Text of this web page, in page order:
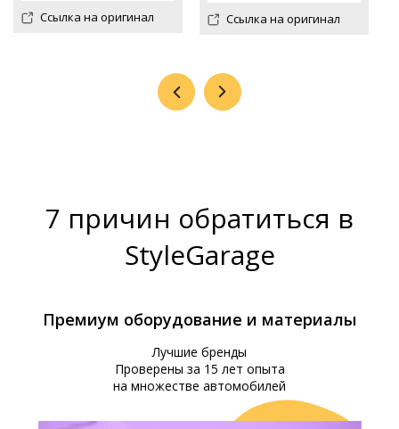
Ссылка на оригинал Ссылка на оригинал
7 причин обратиться в
StyleGarage
Премиум оборудование и материалы
Лучшие бренды
Проверены за 15 лет опыта
на множестве автомобилей